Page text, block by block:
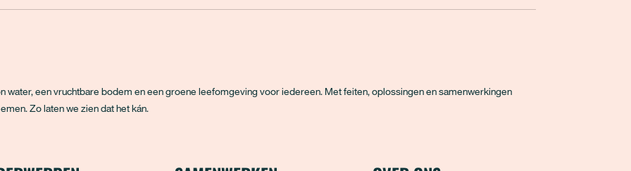
water, een vruchtbare bodem en een groene leefomgeving voor iedereen. Met feiten, oplossingen en samenwerkingen
Zo laten we zien dat het kán.